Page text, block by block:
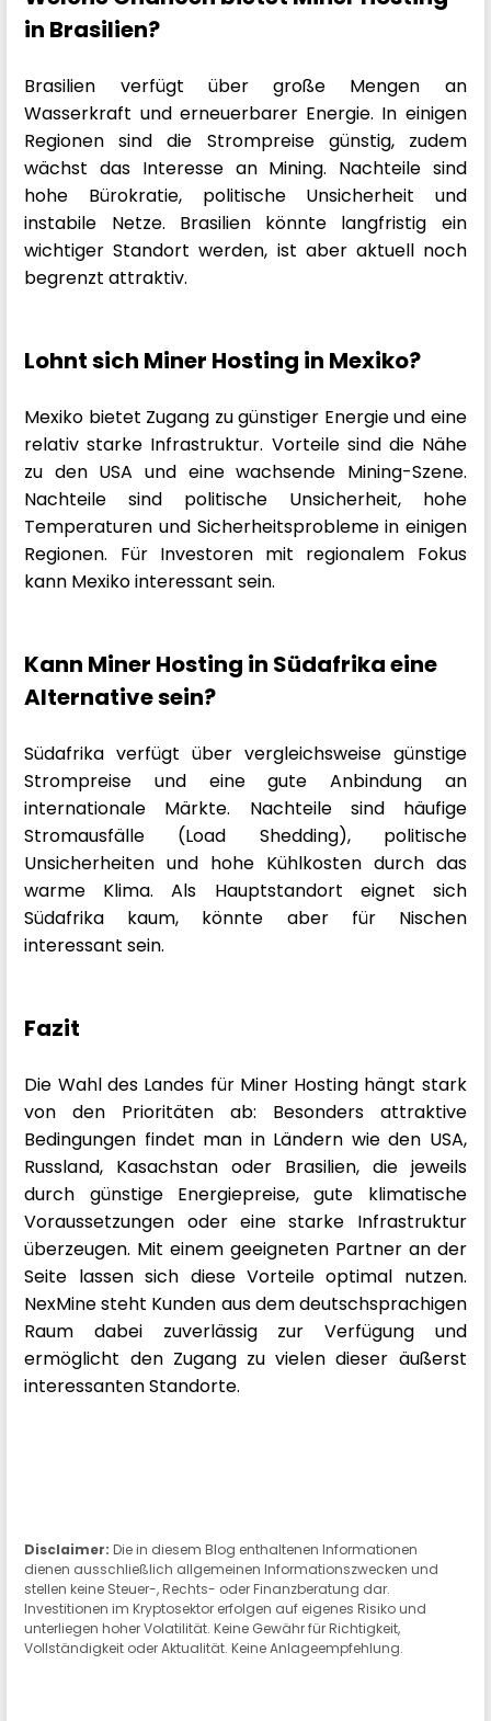
in Brasilien?
Brasilien verfügt über große Mengen an
Wasserkraft und erneuerbarer Energie. In einigen
Regionen sind die Strompreise günstig, zudem
wächst das Interesse an Mining. Nachteile sind
hohe Bürokratie, politische Unsicherheit und
instabile Netze. Brasilien könnte langfristig ein
wichtiger Standort werden, ist aber aktuell noch
begrenzt attraktiv.
Lohnt sich Miner Hosting in Mexiko?
Mexiko bietet Zugang zu günstiger Energie und eine
relativ starke Infrastruktur. Vorteile sind die Nähe
zu den USA und eine wachsende Mining-Szene.
Nachteile sind politische Unsicherheit, hohe
Temperaturen und Sicherheitsprobleme in einigen
Regionen. Für Investoren mit regionalem Fokus
kann Mexiko interessant sein.
Kann Miner Hosting in Südafrika eine
Alternative sein?
Südafrika verfügt über vergleichsweise günstige
Strompreise und eine gute Anbindung an
internationale Märkte. Nachteile sind häufige
Stromausfälle (Load Shedding), politische
Unsicherheiten und hohe Kühlkosten durch das
warme Klima. Als Hauptstandort eignet sich
Südafrika kaum, könnte aber für Nischen
interessant sein.
Fazit
Die Wahl des Landes für Miner Hosting hängt stark
von den Prioritäten ab: Besonders attraktive
Bedingungen findet man in Ländern wie den USA,
Russland, Kasachstan oder Brasilien, die jeweils
durch günstige Energiepreise, gute klimatische
Voraussetzungen oder eine starke Infrastruktur
überzeugen. Mit einem geeigneten Partner an der
Seite lassen sich diese Vorteile optimal nutzen.
NexMine steht Kunden aus dem deutschsprachigen
Raum dabei zuverlässig zur Verfügung und
ermöglicht den Zugang zu vielen dieser äußerst
interessanten Standorte.
Disclaimer:Die in diesem Blog enthaltenen Informationen
dienen ausschließlich allgemeinen Informationszwecken und
stellen keine Steuer-, Rechts- oder Finanzberatung dar.
Investitionen im Kryptosektor erfolgen auf eigenes Risiko und
unterliegen hoher Volatilität. Keine Gewähr für Richtigkeit,
Vollständigkeit oder Aktualität. Keine Anlageempfehlung.